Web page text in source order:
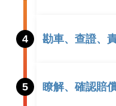
4 勘車、查證、
5 瞭解、確認賠